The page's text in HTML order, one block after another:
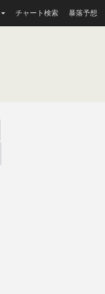
チャート検索 暴落予想